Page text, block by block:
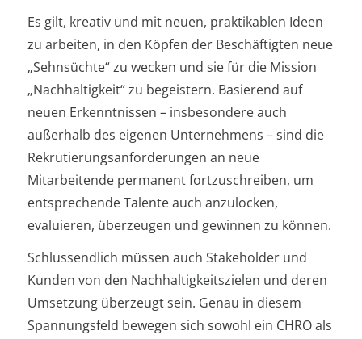
Es gilt, kreativ und mit neuen, praktikablen Ideen
zu arbeiten, in den Köpfen der Beschäftigten neue
„Sehnsüchte“ zu wecken und sie für die Mission
„Nachhaltigkeit“ zu begeistern. Basierend auf
neuen Erkenntnissen – insbesondere auch
außerhalb des eigenen Unternehmens – sind die
Rekrutierungsanforderungen an neue
Mitarbeitende permanent fortzuschreiben, um
entsprechende Talente auch anzulocken,
evaluieren, überzeugen und gewinnen zu können.
Schlussendlich müssen auch Stakeholder und
Kunden von den Nachhaltigkeitszielen und deren
Umsetzung überzeugt sein. Genau in diesem
Spannungsfeld bewegen sich sowohl ein CHRO als